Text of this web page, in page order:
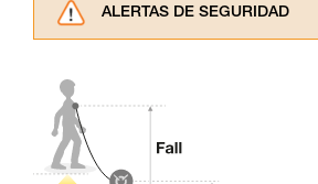
ALERTAS DE SEGURIDAD
comprender este